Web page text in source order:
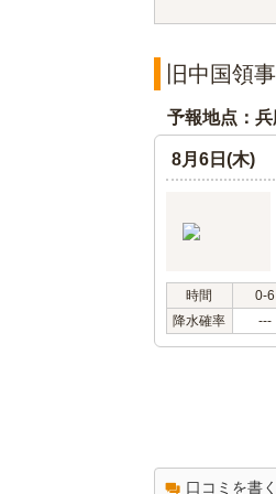
旧中国領
予報地点：
8月6日(木)
時間 0-6
降水確率
---
口コミを書く